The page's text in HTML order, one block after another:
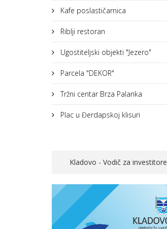
Kafe poslastičarnica
Riblji restoran
Ugostiteljski objekti "Jezero"
Parcela "DEKOR"
Tržni centar Brza Palanka
Plac u Đerdapskoj klisuri
Kladovo - Vodič za investitore